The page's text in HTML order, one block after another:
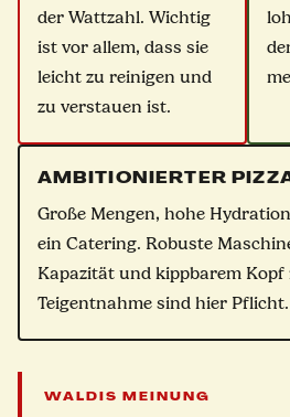
der Wattzahl. Wichtig
ist vor allem, dass sie
leicht zu reinigen und
zu verstauen ist.
AMBITIONIERTER
Große Mengen, hohe
ein Catering. Robuste
Kapazität und kippbarem
Teigentnahme sind hier Pflicht.
WALDIS MEINUNG